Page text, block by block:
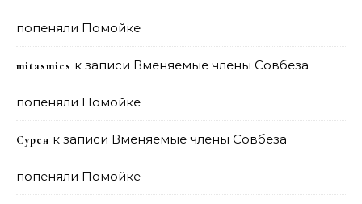
попеняли Помойке
mitasmies к записи Вменяемые члены Совбеза
попеняли Помойке
Сурен к записи Вменяемые члены Совбеза
попеняли Помойке